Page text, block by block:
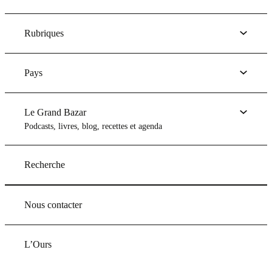
Rubriques
Pays
Le Grand Bazar
Podcasts, livres, blog, recettes et agenda
Recherche
Nous contacter
L’Ours